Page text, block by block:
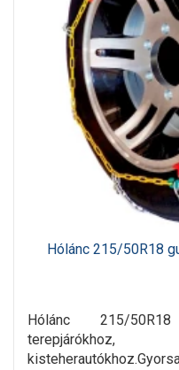
Hólánc 215/50R18
Hólánc 215/